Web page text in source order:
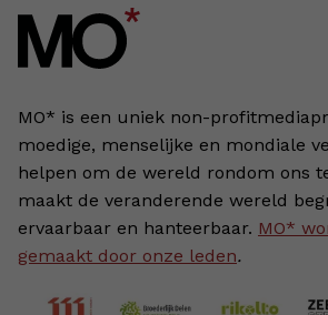
MO* is een uniek non-
moedige, menselijke en mondiale
helpen om de wereld rondom ons
maakt de veranderende wereld
ervaarbaar en hanteerbaar. MO*
gemaakt door onze leden.